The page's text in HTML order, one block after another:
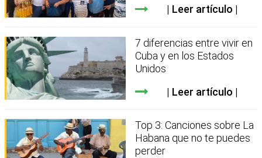
Leer artículo
7 diferencias entre vivir en
Cuba y en los Estados
Unidos
Leer artículo
Top 3: Canciones sobre La
Habana que no te puedes
perder